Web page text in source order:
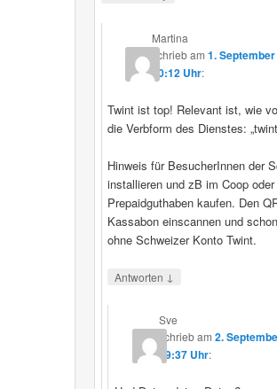
Martina
schriebam1.
20:12 Uhr:
Twint ist top! Relevant ist, wie
die Verbform des Dienstes:
Hinweis für BesucherInnen der
installieren und zB im Coop
Prepaidguthaben kaufen. Den
Kassabon einscannen und
ohne Schweizer Konto Twint.
Antworten ↓
Sve
schriebam 2.
19:37 Uhr: